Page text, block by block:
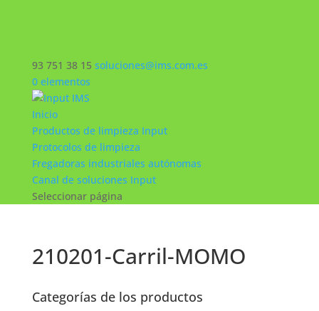
93 751 38 15 soluciones@ims.com.es
0 elementos
Inicio
Productos de limpieza Input
Protocolos de limpieza
Fregadoras industriales autónomas
Canal de soluciones Input
Seleccionar página
210201-Carril-MOMO
Categorías de los productos